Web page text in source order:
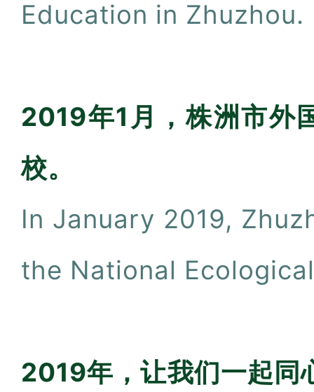
Education in Zhuzhou.
2019年1月，株洲市外
校。
In January 2019,
the National
2019年，让我们一起同